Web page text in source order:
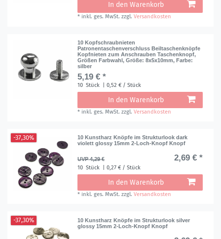
In den Warenkorb
* inkl. ges. MwSt. zzgl.Versandkosten
10 Kopfschraubnieten
Patronentaschenverschluss Beiltaschenknöpfe
Kopfnieten zum Anschrauben Taschenknopf,
Größen Farbwahl, Größe: 8x5x10mm, Farbe:
silber
5,19 € *
10 Stück | 0,52 € / Stück
In den Warenkorb
* inkl. ges. MwSt. zzgl.Versandkosten
-37,30%
10 Kunstharz Knöpfe im Strukturlook dark
violett glossy 15mm 2-Loch-Knopf Knopf
UVP 4,29 € 2,69 € *
10 Stück | 0,27 € / Stück
In den Warenkorb
* inkl. ges. MwSt. zzgl.Versandkosten
-37,30%
10 Kunstharz Knöpfe im Strukturlook silver
glossy 15mm 2-Loch-Knopf Knopf